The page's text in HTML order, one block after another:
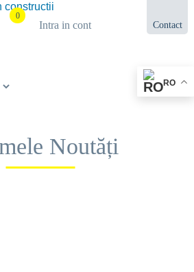
0
Intra in cont Contact
Noutăți
RO